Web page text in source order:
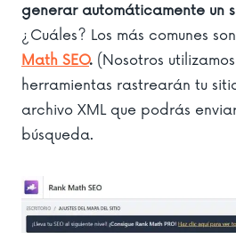
generar automáticamente un
¿Cuáles? Los más comunes son
Math SEO. (Nosotros
herramientas rastrearán tu
archivo XML que podrás
búsqueda.